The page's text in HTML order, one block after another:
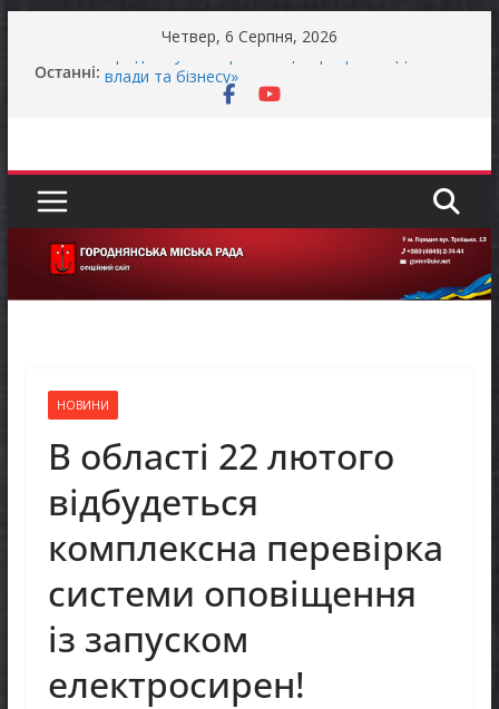
Четвер, 6 Серпня, 2026
Останні: Продовжується реалізація програми «Діалог
влади та бізнесу»
громади справжньою літньою спекою
присудження Премії Кабінету Міністрів України
за вагомий внесок у забезпечення
енергетичної стійкості України
До уваги представників бізнесу!
НОВИНИ
В області 22 лютого
відбудеться
комплексна перевірка
системи оповіщення
із запуском
електросирен!